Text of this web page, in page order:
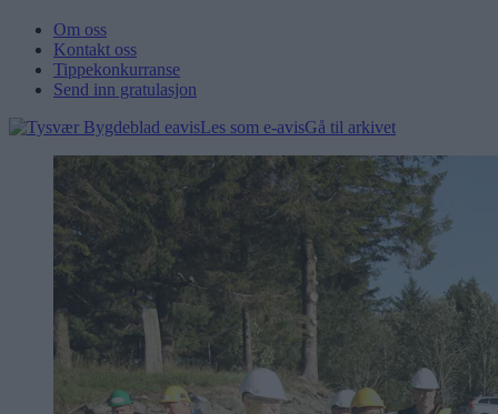
Om oss
Kontakt oss
Tippekonkurranse
Send inn gratulasjon
Les som e-avisGå til arkivet